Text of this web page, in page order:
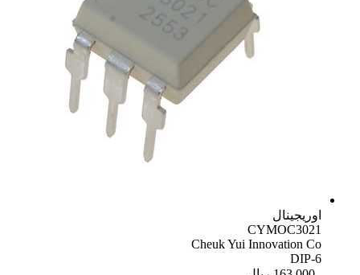
اوریجینال
CYMOC3021
Cheuk Yui Innovation Co
DIP-6